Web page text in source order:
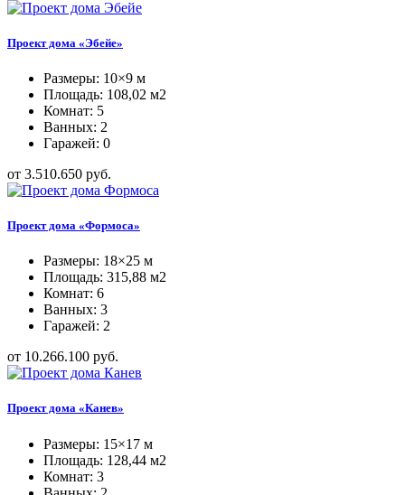
Проект дома «Эбейе»
Размеры: 10×9 м
Площадь: 108,02 м2
Комнат: 5
Ванных: 2
Гаражей: 0
от 3.510.650 руб.
Проект дома «Формоса»
Размеры: 18×25 м
Площадь: 315,88 м2
Комнат: 6
Ванных: 3
Гаражей: 2
от 10.266.100 руб.
Проект дома «Канев»
Размеры: 15×17 м
Площадь: 128,44 м2
Комнат: 3